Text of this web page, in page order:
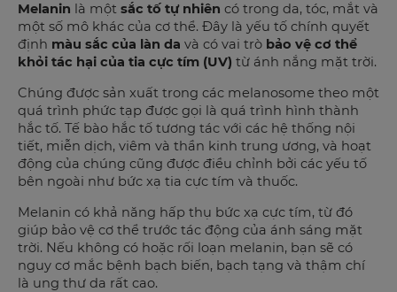
Melanin là một sắc tố tự nhiên có trong da, tóc, mắt và
một số mô khác của cơ thể. Đây là yếu tố chính quyết
định màu sắc của làn da và có vai trò bảo vệ cơ thể
khỏi tác hại của tia cực tím (UV) từ ánh nắng mặt trời.
Chúng được sản xuất trong các melanosome theo một
quá trình phức tạp được gọi là quá trình hình thành
hắc tố. Tế bào hắc tố tương tác với các hệ thống nội
tiết, miễn dịch, viêm và thần kinh trung ương, và hoạt
động của chúng cũng được điều chỉnh bởi các yếu tố
bên ngoài như bức xạ tia cực tím và thuốc.
Melanin có khả năng hấp thụ bức xạ cực tím, từ đó
giúp bảo vệ cơ thể trước tác động của ánh sáng mặt
trời. Nếu không có hoặc rối loạn melanin, bạn sẽ có
nguy cơ mắc bệnh bạch biến, bạch tạng và thậm chí
là ung thư da rất cao.